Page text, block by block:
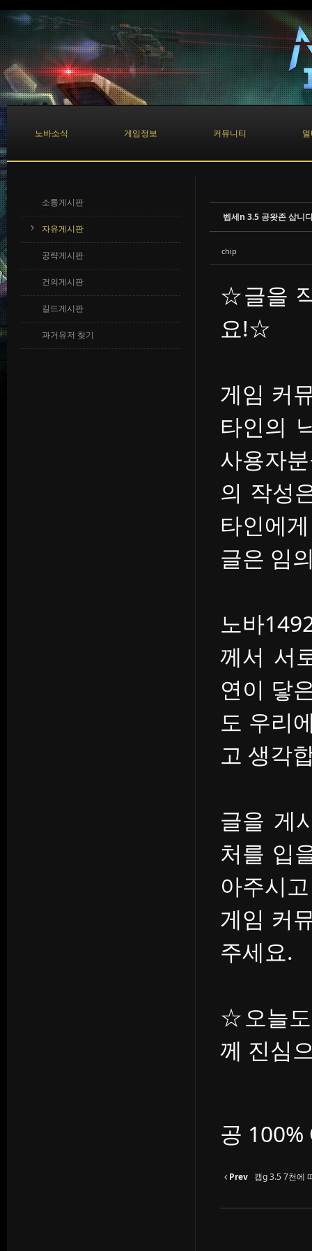
노바소식 게임정보 커뮤니티
소통게시판
자유게시판
공략게시판
건의게시판
길드게시판
과거유저 찾기
벱세n 3.5 공왓존 삽니
chip
☆글을
요!☆
게임 커
타인의
사용자
의 작성
타인에
글은 임
노바
께서 서
연이 닿
도 우리
고 생각
글을 게
처를 입
아주시
게임 커
주세요.
☆오늘도
께 진심
공
Prev 캡g 3.5 7천에
Sketchbook5, 스케치북5
Sketchbook5, 스케치북5